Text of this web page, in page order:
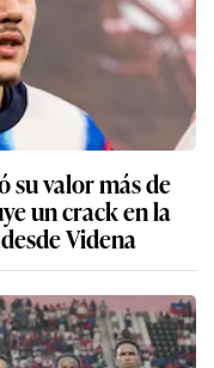
su valor más de
un crack en la
Videna